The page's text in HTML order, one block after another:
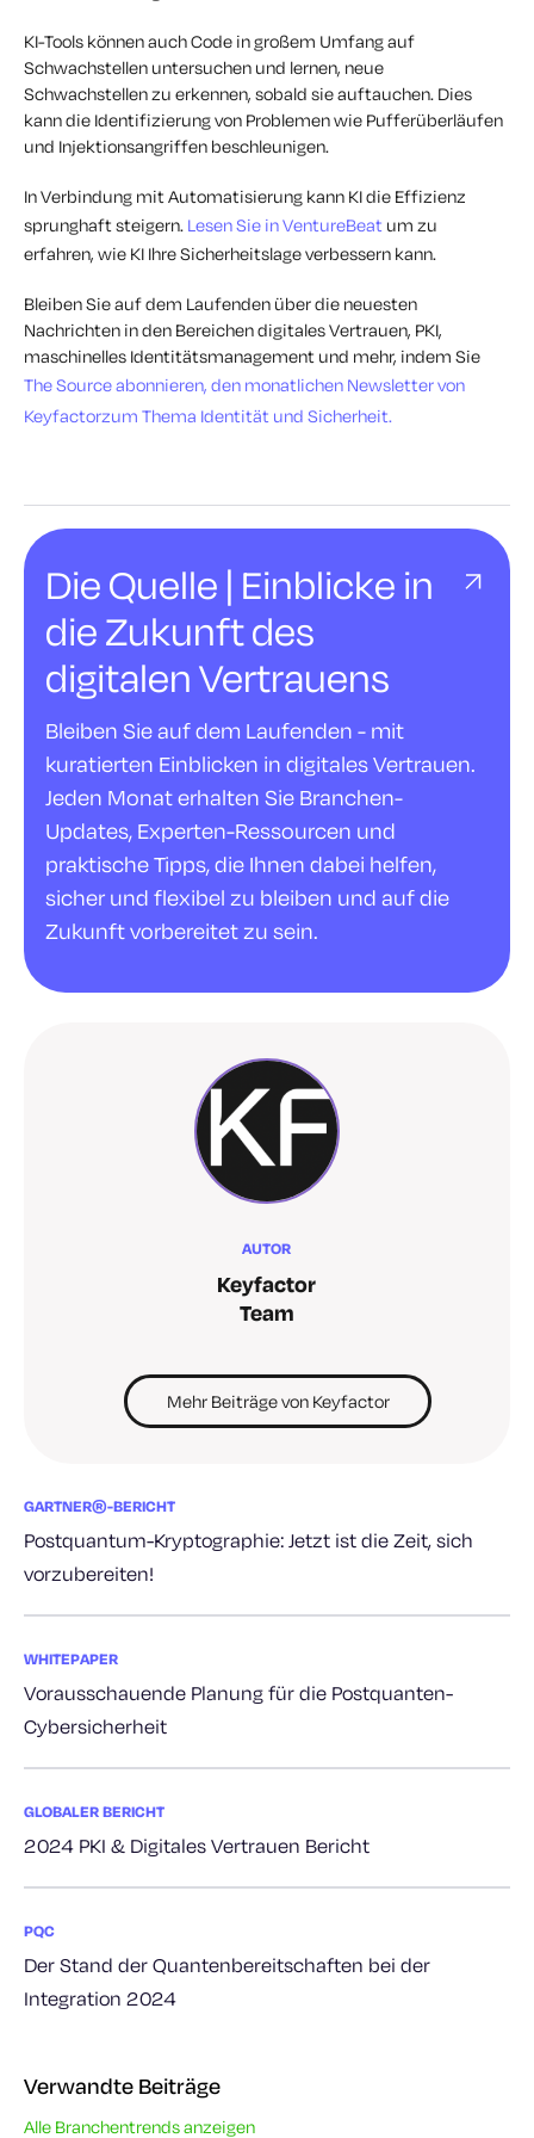
KI-Tools können auch Code in großem Umfang auf
Schwachstellen untersuchen und lernen, neue
Schwachstellen zu erkennen, sobald sie auftauchen. Dies
kann die Identifizierung von Problemen wie Pufferüberläufen
und Injektionsangriffen beschleunigen.
In Verbindung mit Automatisierung kann KI die Effizienz
sprunghaft steigern. Lesen Sie in VentureBeat um zu
erfahren, wie KI Ihre Sicherheitslage verbessern kann.
Bleiben Sie auf dem Laufenden über die neuesten
Nachrichten in den Bereichen digitales Vertrauen, PKI,
maschinelles Identitätsmanagement und mehr, indem Sie
The Source abonnieren, den monatlichen Newsletter von
Keyfactorzum Thema Identität und Sicherheit.
Die Quelle | Einblicke in
die Zukunft des
digitalen Vertrauens
Bleiben Sie auf dem Laufenden - mit
kuratierten Einblicken in digitales Vertrauen.
Jeden Monat erhalten Sie Branchen-
Updates, Experten-Ressourcen und
praktische Tipps, die Ihnen dabei helfen,
sicher und flexibel zu bleiben und auf die
Zukunft vorbereitet zu sein.
AUTOR
Keyfactor
Team
Mehr Beiträge von Keyfactor
GARTNER®-BERICHT
Postquantum-Kryptographie: Jetzt ist die Zeit, sich
vorzubereiten!
WHITEPAPER
Vorausschauende Planung für die Postquanten-
Cybersicherheit
GLOBALER BERICHT
2024 PKI & Digitales Vertrauen Bericht
PQC
Der Stand der Quantenbereitschaften bei der
Integration 2024
Verwandte Beiträge
Alle Branchentrends anzeigen